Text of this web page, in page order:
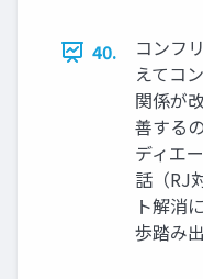
40.
コンフ
えてコ
関係が
善する
ディエ
話（RJ
ト解消
歩踏み